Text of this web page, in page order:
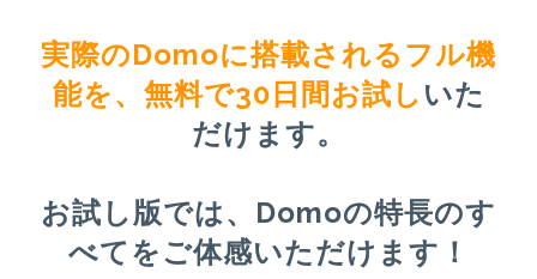
実際のDomoに搭載されるフル機
能を、無料で30日間お試し いた
だけます。
お試し版では、Domoの特長のす
べてをご体感いただけます！